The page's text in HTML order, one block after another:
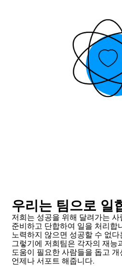
우리는 팀으로 일
저희는 성공을 위해 달려가는
준비하고 단합하여 일을 처리합
노력하지 않으면 성공할 수 없
그렇기에 저희팀은 각자의 재능
도움이 필요한 사람들을 돕고
언제나 서포트 해줍니다.